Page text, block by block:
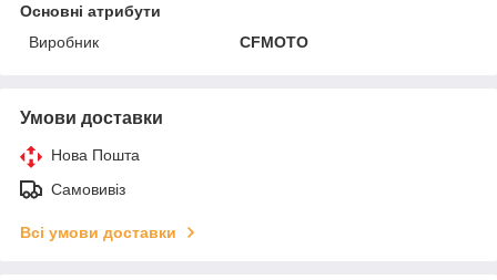
Основні атрибути
Виробник
CFMOTO
Умови доставки
Нова Пошта
Самовивіз
Всі умови доставки